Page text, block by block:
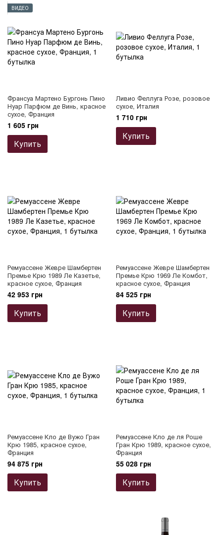
ВИДЕО
Франсуа Мартено Бургонь Пино
Нуар Парфюм де Винь, красное
сухое, Франция
1 605 грн
Купить
Ливио Феллуга Розе, розовое
сухое, Италия
1 710 грн
Купить
Ремуассене Жевре Шамбертен
Премье Крю 1989 Ле Казетье,
красное сухое, Франция
42 953 грн
Купить
Ремуассене Жевре Шамбертен
Премье Крю 1969 Ле Комбот,
красное сухое, Франция
84 525 грн
Купить
Ремуассене Кло де Вужо Гран
Крю 1985, красное сухое,
Франция
94 875 грн
Купить
Ремуассене Кло де ля Роше
Гран Крю 1989, красное сухое,
Франция
55 028 грн
Купить